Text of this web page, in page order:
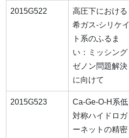
2015G522
高圧下における
希ガス-シリケイ
ト系のふるま
い：ミッシング
ゼノン問題解決
に向けて
2015G523
Ca-Ge-O-H系低
対称ハイドロガ
ーネットの精密